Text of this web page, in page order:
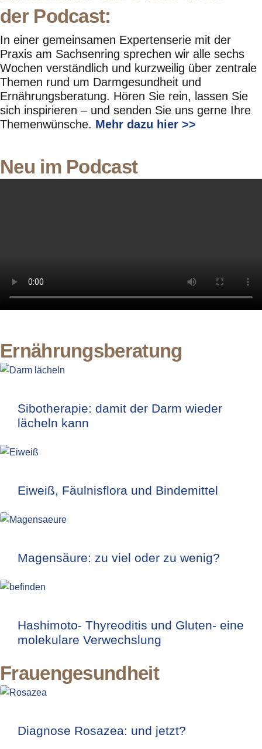
der Podcast:
In einer gemeinsamen Expertenserie mit der
Praxis am Sachsenring sprechen wir alle sechs
Wochen verständlich und kurzweilig über zentrale
Themen rund um Darmgesundheit und
Ernährungsberatung. Hören Sie rein, lassen Sie
sich inspirieren – und senden Sie uns gerne Ihre
Themenwünsche. Mehr dazu hier >>
Neu im Podcast
Ernährungsberatung
Sibotherapie: damit der Darm wieder
lächeln kann
Eiweiß, Fäulnisflora und Bindemittel
Magensäure: zu viel oder zu wenig?
Hashimoto- Thyreoditis und Gluten- eine
molekulare Verwechslung
Frauengesundheit
Diagnose Rosazea: und jetzt?